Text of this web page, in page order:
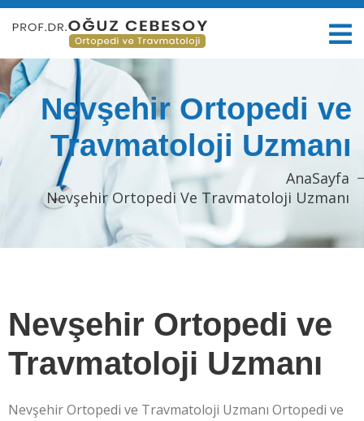
Nevşehir Ortopedi ve
Travmatoloji Uzmanı
AnaSayfa
Nevşehir Ortopedi Ve Travmatoloji Uzmanı
Nevşehir Ortopedi ve
Travmatoloji Uzmanı
Nevşehir Ortopedi ve Travmatoloji Uzmanı Ortopedi ve